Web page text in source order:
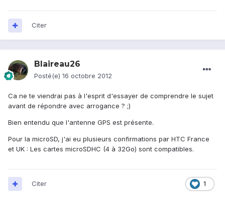
Citer
Blaireau26
Posté(e) 16 octobre 2012
Ca ne te viendrai pas à l'esprit d'essayer de comprendre le sujet
avant de répondre avec arrogance ? ;)
Bien entendu que l'antenne GPS est présente.
Pour la microSD, j'ai eu plusieurs confirmations par HTC France
et UK : Les cartes microSDHC (4 à 32Go) sont compatibles.
1
Citer